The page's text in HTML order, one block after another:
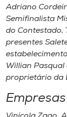
Adriano
Semifinalista
do Contestado,
presentes
Willian Pasqual
proprietário da